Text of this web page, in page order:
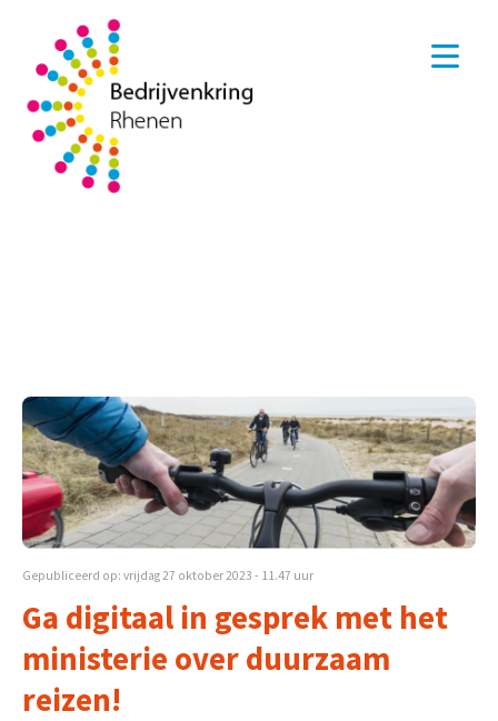
Gepubliceerd op: vrijdag 27 oktober 2023 - 11.47 uur
Ga digitaal in gesprek met het
ministerie over duurzaam
reizen!